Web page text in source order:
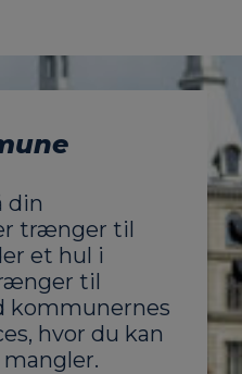
din
trænger til
et hul i
til
kommunernes
hvor du kan